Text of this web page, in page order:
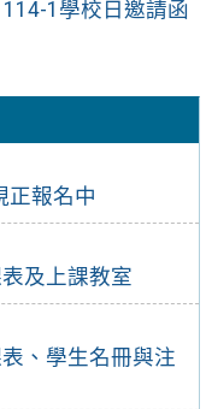
正報名中
及上課教室
、學生名冊與注
114-1學校日邀請函